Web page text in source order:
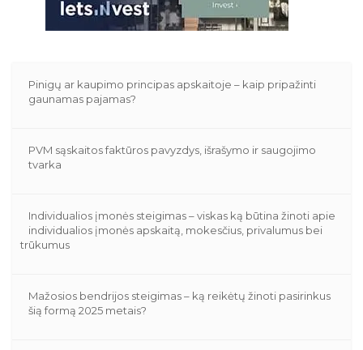
Pinigų ar kaupimo principas apskaitoje – kaip pripažinti
gaunamas pajamas?
PVM sąskaitos faktūros pavyzdys, išrašymo ir saugojimo
tvarka
Individualios įmonės steigimas – viskas ką būtina žinoti apie
individualios įmonės apskaitą, mokesčius, privalumus bei
trūkumus
Mažosios bendrijos steigimas – ką reikėtų žinoti pasirinkus
šią formą 2025 metais?